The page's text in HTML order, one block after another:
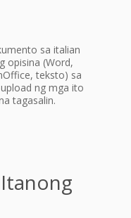
sa italian
opisina (Word,
teksto) sa
ng mga ito
tagasalin.